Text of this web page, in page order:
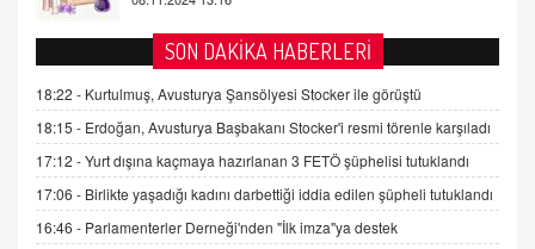
AV. DOĞAN CAN DOĞAN
Kişisel verilerin korunması ve dijital hukukun
gelişimi
15.09.2025 16:17
SEHER EREK
Kış Ayları Geldi, Hangi Önlemler Alınmalı?
9.12.2025 10:11
SON DAKİKA HABERLERİ
18:22 - Kurtulmuş, Avusturya Şansölyesi Stocker ile görüştü
18:15 - Erdoğan, Avusturya Başbakanı Stocker'i resmi törenle karşıladı
17:12 -Yurt dışına kaçmaya hazırlanan 3 FETÖ şüphelisi tutuklandı
17:06 - Birlikte yaşadığı kadını darbettiği iddia edilen şüpheli tutuklandı
16:46 - Parlamenterler Derneği'nden "İlk imza"ya destek